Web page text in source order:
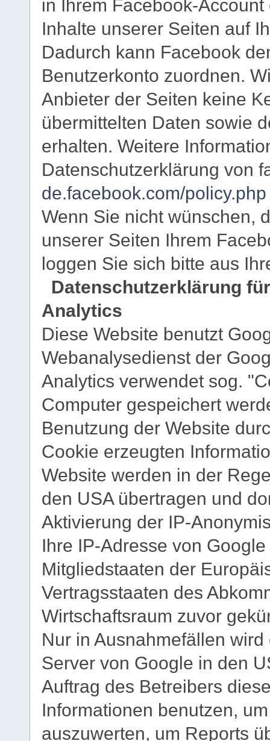
in Ihrem Facebook-
Inhalte unserer Seiten auf
Dadurch kann Facebook
Benutzerkonto zuordnen.
Anbieter der Seiten keine
übermittelten Daten sowie
erhalten. Weitere
Datenschutzerklärung von
de.facebook.com/policy.php
Wenn Sie nicht wünschen,
unserer Seiten Ihrem
loggen Sie sich bitte aus
Datenschutzerklärung
Analytics
Diese Website benutzt
Webanalysedienst der
Analytics verwendet sog.
Computer gespeichert
Benutzung der Website
Cookie erzeugten
Website werden in der
den USA übertragen und
Aktivierung der IP-
Ihre IP-Adresse von
Mitgliedstaaten der
Vertragsstaaten des
Wirtschaftsraum zuvor
Nur in Ausnahmefällen
Server von Google in den
Auftrag des Betreibers
Informationen benutzen,
auszuwerten, um Reports